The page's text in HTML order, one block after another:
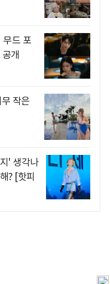
무드 포
개
작은
' 생각나
? [핫피